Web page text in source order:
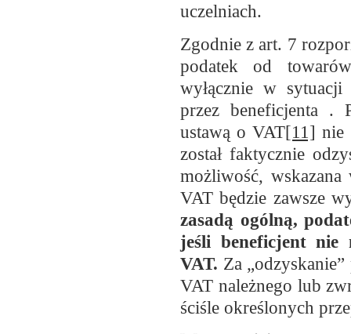
uczelniach.
Zgodnie z art. 7
podatek od
wyłącznie w sytuacji
przez beneficjenta .
ustawą o VAT[11] nie
został faktycznie
możliwość,
VAT będzie zawsze
zasadą ogólną,
jeśli beneficjent nie
VAT. Za
VAT należnego lub
ściśle określonych